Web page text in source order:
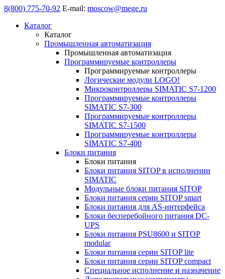
8(800) 775-70-92 E-mail: moscow@mege.ru
Каталог
Каталог
Промышленная автоматизация
Промышленная автоматизация
Программируемые контроллеры
Программируемые контроллеры
Логические модули LOGO!
Микроконтроллеры SIMATIC S7-1200
Программируемые контроллеры
SIMATIC S7-300
Программируемые контроллеры
SIMATIC S7-1500
Программируемые контроллеры
SIMATIC S7-400
Блоки питания
Блоки питания
Блоки питания SITOP в исполнении
SIMATIC
Модульные блоки питания SITOP
Блоки питания серии SITOP smart
Блоки питания для AS-интерфейса
Блоки бесперебойного питания DC-
UPS
Блоки питания PSU8600 и SITOP
modular
Блоки питания серии SITOP lite
Блоки питания серии SITOP compact
Специальное исполнение и назначение